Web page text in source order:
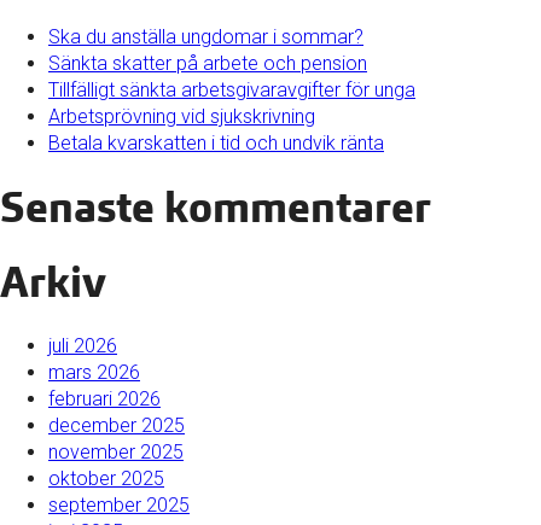
Ska du anställa ungdomar i sommar?
Sänkta skatter på arbete och pension
Tillfälligt sänkta arbetsgivaravgifter för unga
Arbetsprövning vid sjukskrivning
Betala kvarskatten i tid och undvik ränta
Senaste kommentarer
Arkiv
juli 2026
mars 2026
februari 2026
december 2025
november 2025
oktober 2025
september 2025